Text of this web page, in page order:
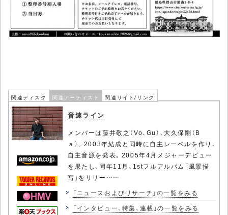
関連ディスク 関連アーティスト 関連サイト/リンク
音速ライン
メンバーは藤井敬之（Vo、Gu）、大久保剛（B
ａ）。2003年結成と同時に自主レーベルを作り、
自主音源を発表。2005年4月メジャーデビュー
を果たし、同年11月、1stフルアルバム「風景描
写」をリリー……
「ニュースおよびリサーチ」の一覧をみる
「インタビュー、特集、連載」の一覧をみる